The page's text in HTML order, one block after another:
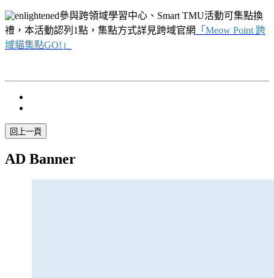
參與跨領域學習中心、Smart TMU活動可集點換
禮，本活動認列1點，集點方式詳見跨域官網
「 Meow Point 跨
域貓集點GO!」
AD Banner